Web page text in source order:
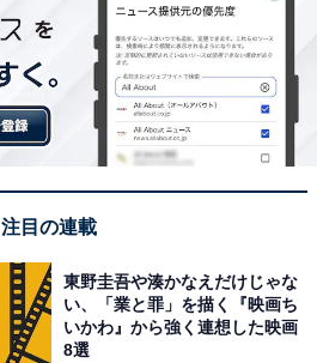
注目の連載
東野圭吾や湊かなえだけじゃな
い、「業と罪」を描く『映画ち
いかわ』から強く連想した映画
8選